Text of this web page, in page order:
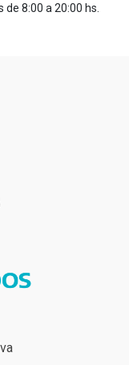
8:00 a 20:00 hs.